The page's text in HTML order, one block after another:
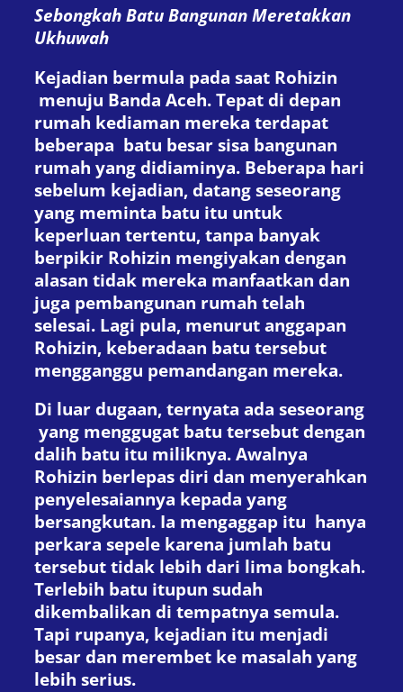
Sebongkah Batu Bangunan Meretakkan
Ukhuwah
Kejadian bermula pada saat Rohizin
menuju Banda Aceh. Tepat di depan
rumah kediaman mereka terdapat
beberapa batu besar sisa bangunan
rumah yang didiaminya. Beberapa hari
sebelum kejadian, datang seseorang
yang meminta batu itu untuk
keperluan tertentu, tanpa banyak
berpikir Rohizin mengiyakan dengan
alasan tidak mereka manfaatkan dan
juga pembangunan rumah telah
selesai. Lagi pula, menurut anggapan
Rohizin, keberadaan batu tersebut
mengganggu pemandangan mereka.
Di luar dugaan, ternyata ada seseorang
yang menggugat batu tersebut dengan
dalih batu itu miliknya. Awalnya
Rohizin berlepas diri dan menyerahkan
penyelesaiannya kepada yang
bersangkutan. Ia mengaggap itu hanya
perkara sepele karena jumlah batu
tersebut tidak lebih dari lima bongkah.
Terlebih batu itupun sudah
dikembalikan di tempatnya semula.
Tapi rupanya, kejadian itu menjadi
besar dan merembet ke masalah yang
lebih serius.